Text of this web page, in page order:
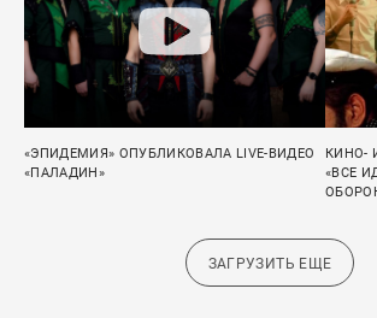
«ЭПИДЕМИЯ» ОПУБЛИКОВАЛА LIVE-ВИДЕО
«ПАЛАДИН»
КИНО-
«ВСЕ
ЗАГРУЗИТЬ ЕЩЕ